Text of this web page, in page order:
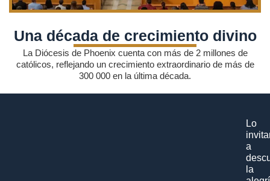
Una década de crecimiento divino
La Diócesis de Phoenix cuenta con más de 2 millones de
católicos, reflejando un crecimiento extraordinario de más de
300 000 en la última década.
Lo
a
la